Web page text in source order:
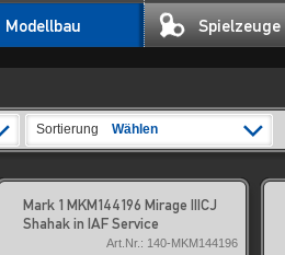
Modellbau Spielzeuge
Sortierung Wählen
Mark 1 MKM144196 Mirage IIICJ
Shahak in IAF Service
Art.Nr.: 140-MKM144196